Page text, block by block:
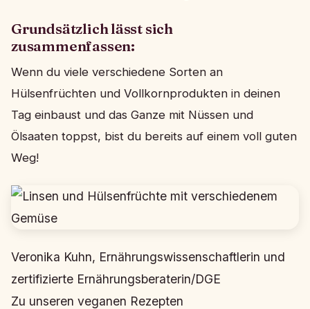
Grundsätzlich lässt sich
zusammenfassen:
Wenn du viele verschiedene Sorten an
Hülsenfrüchten und Vollkornprodukten in deinen
Tag einbaust und das Ganze mit Nüssen und
Ölsaaten toppst, bist du bereits auf einem voll guten
Weg!
Veronika Kuhn, Ernährungswissenschaftlerin und
zertifizierte Ernährungsberaterin/DGE
Zu unseren veganen Rezepten